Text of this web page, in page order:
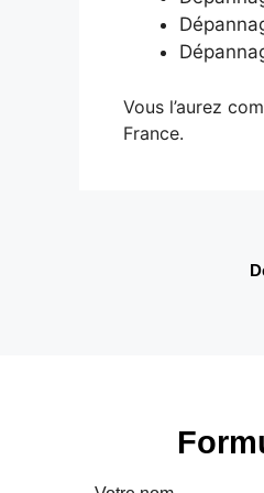
Vous l’aurez
France.